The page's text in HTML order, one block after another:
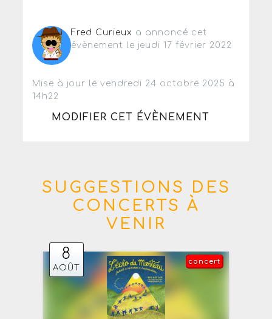
Fred Curieux a annoncé cet
évènement le jeudi 17 février 2022
Mise à jour le vendredi 24 octobre 2025 à
14h22
MODIFIER CET ÉVÈNEMENT
SUGGESTIONS DES
CONCERTS À
VENIR
8
AOÛT
concert